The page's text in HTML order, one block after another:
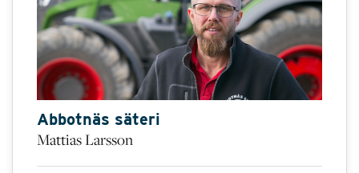
Abbotnäs säteri
Mattias Larsson